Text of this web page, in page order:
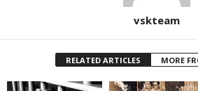
vskteam
RELATED ARTICLES MORE